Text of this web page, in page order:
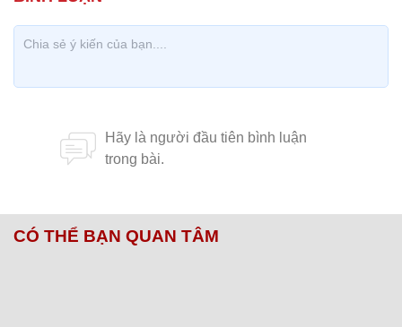
CÓ THỂ BẠN QUAN TÂM